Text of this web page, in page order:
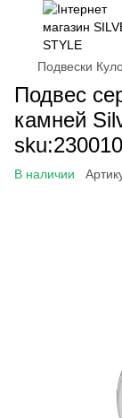
Подвески
Подвес
камней
В наличии